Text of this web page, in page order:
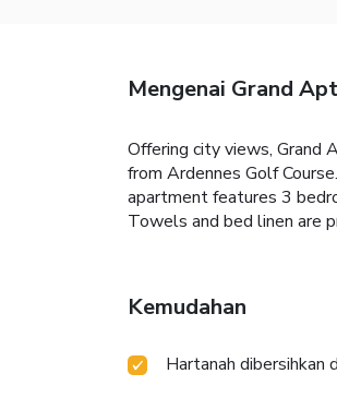
Mengenai Grand
Offering city views, Grand
from Ardennes Golf
apartment features 3
Towels and bed linen are
Kemudahan
Hartanah dibersihkan